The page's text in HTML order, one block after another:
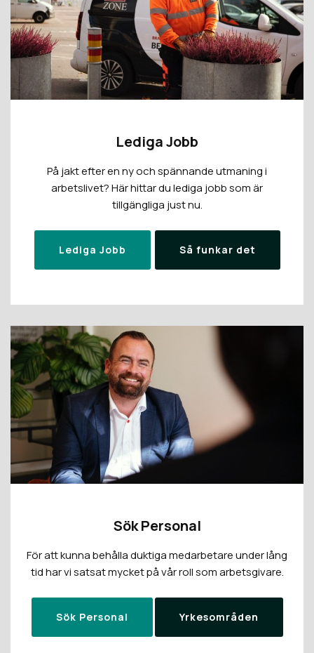
Lediga Jobb
På jakt efter en ny och spännande utmaning i
arbetslivet? Här hittar du lediga jobb som är
tillgängliga just nu.
Lediga Jobb Så funkar det
Sök Personal
För att kunna behålla duktiga medarbetare under lång
tid har vi satsat mycket på vår roll som arbetsgivare.
Sök Personal Yrkesområden